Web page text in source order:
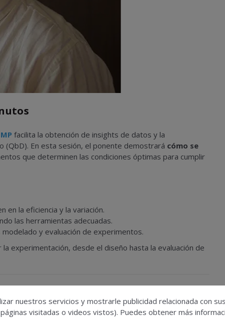
facilita la obtención de insights de datos y la
(QbD). En esta sesión, el ponente demostrará cómo se
que determinen las condiciones óptimas para cumplir
en la eficiencia y la variación.
las herramientas adecuadas.
y evaluación de experimentos.
experimentación, desde el diseño hasta la evaluación de
nuestros servicios y mostrarle publicidad relacionada con
visitadas o videos vistos). Puedes obtener más